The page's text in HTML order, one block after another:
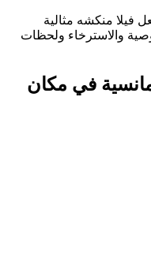
فيلا منكشه مثالية
والاسترخاء ولحظات
في مكان